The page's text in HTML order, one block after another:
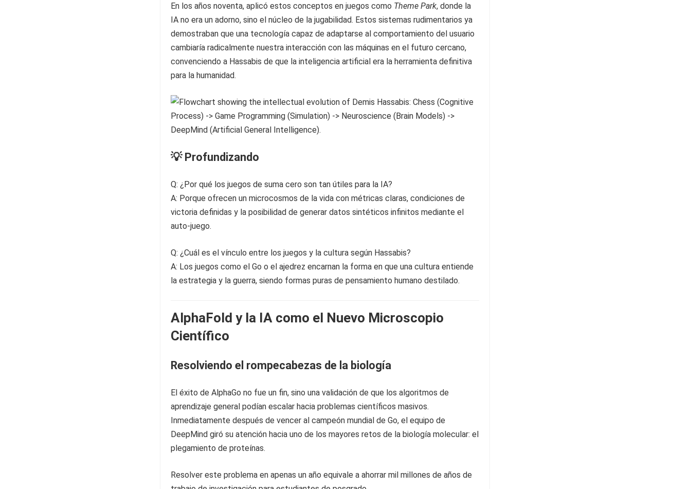
En los años noventa, aplicó estos conceptos en juegos como Theme Park, donde la
IA no era un adorno, sino el núcleo de la jugabilidad. Estos sistemas rudimentarios ya
demostraban que una tecnología capaz de adaptarse al comportamiento del usuario
cambiaría radicalmente nuestra interacción con las máquinas en el futuro cercano,
convenciendo a Hassabis de que la inteligencia artificial era la herramienta definitiva
para la humanidad.
💡 Profundizando
Q: ¿Por qué los juegos de suma cero son tan útiles para la IA?
A: Porque ofrecen un microcosmos de la vida con métricas claras, condiciones de
victoria definidas y la posibilidad de generar datos sintéticos infinitos mediante el
auto-juego.
Q: ¿Cuál es el vínculo entre los juegos y la cultura según Hassabis?
A: Los juegos como el Go o el ajedrez encarnan la forma en que una cultura entiende
la estrategia y la guerra, siendo formas puras de pensamiento humano destilado.
AlphaFold y la IA como el Nuevo Microscopio
Científico
Resolviendo el rompecabezas de la biología
El éxito de AlphaGo no fue un fin, sino una validación de que los algoritmos de
aprendizaje general podían escalar hacia problemas científicos masivos.
Inmediatamente después de vencer al campeón mundial de Go, el equipo de
DeepMind giró su atención hacia uno de los mayores retos de la biología molecular: el
plegamiento de proteínas.
Resolver este problema en apenas un año equivale a ahorrar mil millones de años de